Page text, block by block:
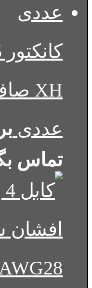
عددی
تماس